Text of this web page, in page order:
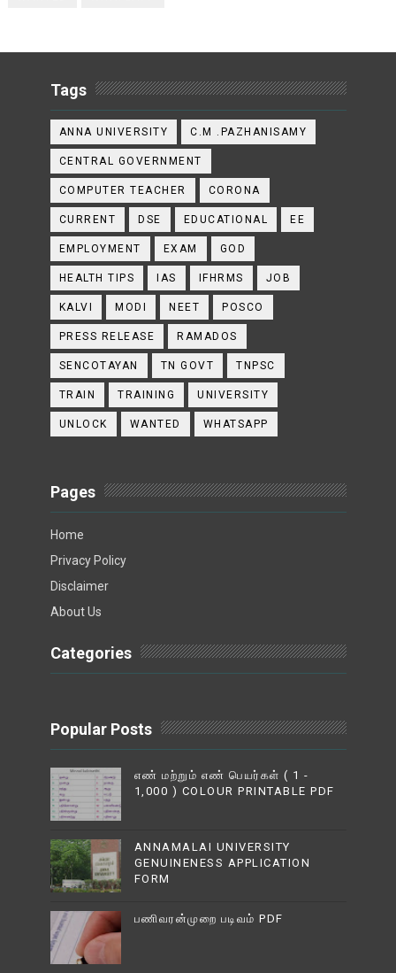
Tags
ANNA UNIVERSITY C.M .PAZHANISAMY
CENTRAL GOVERNMENT
COMPUTER TEACHER CORONA
CURRENT DSE EDUCATIONAL EE
EMPLOYMENT EXAM GOD
HEALTH TIPS IAS IFHRMS JOB
KALVI MODI NEET POSCO
PRESS RELEASE RAMADOS
SENCOTAYAN TN GOVT TNPSC
TRAIN TRAINING UNIVERSITY
UNLOCK WANTED WHATSAPP
Pages
Home
Privacy Policy
Disclaimer
About Us
Categories
Popular Posts
எண் மற்றும் எண் பெயர்கள் ( 1 -
1,000 ) COLOUR PRINTABLE PDF
ANNAMALAI UNIVERSITY
GENUINENESS APPLICATION
FORM
பணிவரன்முறை படிவம் PDF